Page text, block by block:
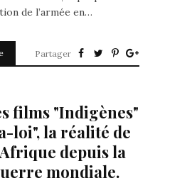
de l’armée en…
Partager
films "Indigènes"
loi", la réalité de
depuis la
mondiale.